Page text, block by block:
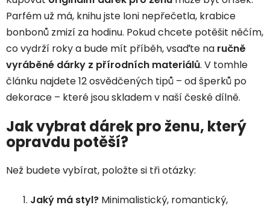
Parfém už má, knihu jste loni nepřečetla, krabice
bonbonů zmizí za hodinu. Pokud chcete potěšit něčím,
co vydrží roky a bude mít příběh, vsaďte na ručně
vyráběné dárky z přírodních materiálů. V tomhle
článku najdete 12 osvědčených tipů – od šperků po
dekorace – které jsou skladem v naší české dílně.
Jak vybrat dárek pro ženu, který
opravdu potěší?
Než budete vybírat, položte si tři otázky:
Jaký má styl? Minimalistický, romantický,